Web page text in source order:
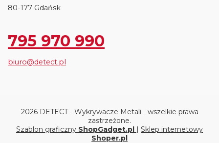
80-177 Gdańsk
795 970 990
biuro@detect.pl
2026 DETECT - Wykrywacze Metali - wszelkie prawa
zastrzeżone.
Szablon graficzny ShopGadget.pl
Sklep internetowy
Shoper.pl